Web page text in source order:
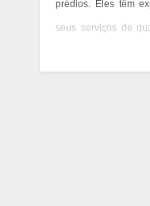
prédios. Eles têm
seus serviços de